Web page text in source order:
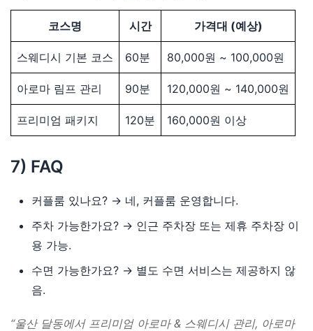
코스명 시간 가격대 (예상)
스웨디시 기본 코스 60분 80,000원 ~ 100,000원
아로마 림프 관리 90분 120,000원 ~ 140,000원
프리미엄 패키지 120분 160,000원 이상
7) FAQ
커플룸 있나요? → 네, 커플룸 운영합니다.
주차 가능한가요? → 인근 주차장 또는 제휴 주차장 이
용 가능.
수면 가능한가요? → 별도 수면 서비스는 제공하지 않
음.
“울산 달동에서 프리미엄 아로마 & 스웨디시 관리, 아로마